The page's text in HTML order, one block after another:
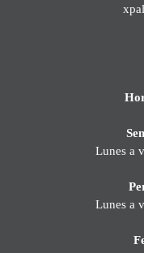
Lunes a
Lunes a